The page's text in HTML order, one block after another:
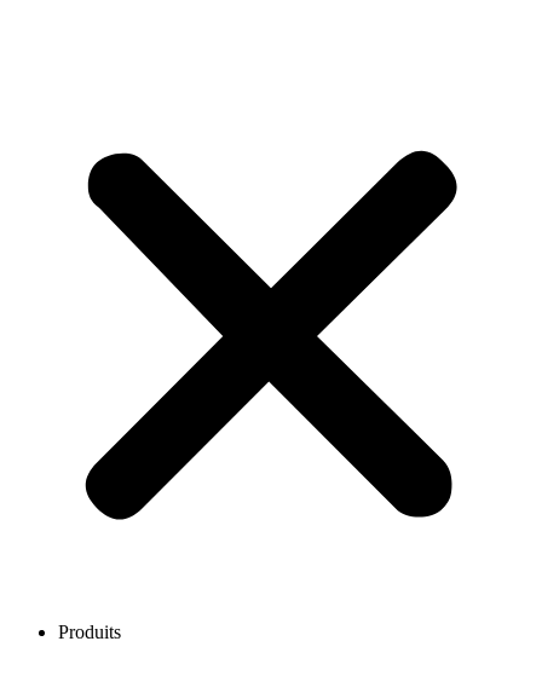
Produits